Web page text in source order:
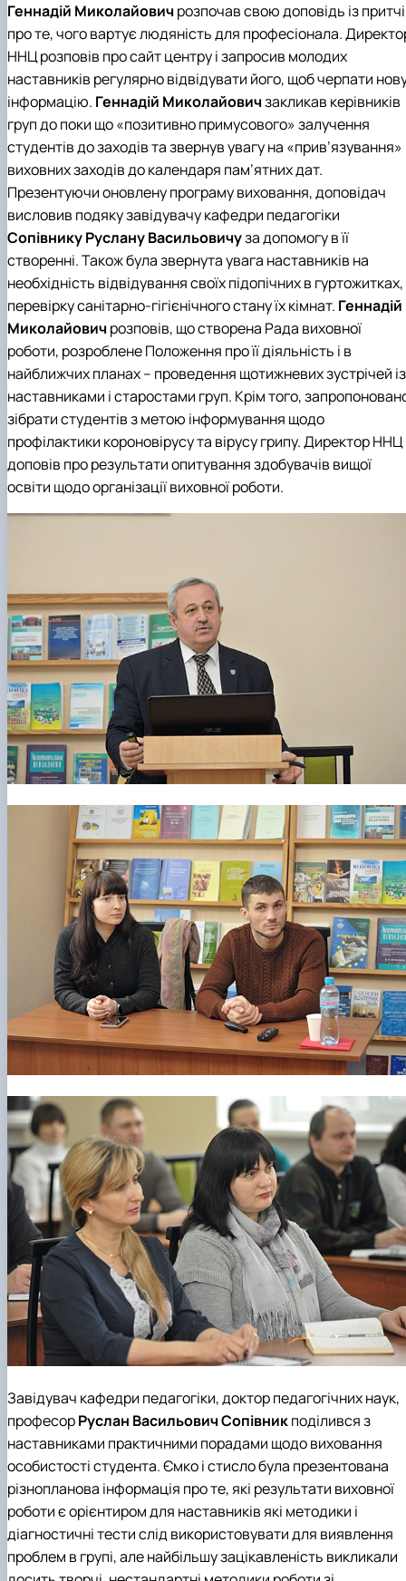
Геннадій Миколайовичрозпочав свою доповідь із притчі
про те, чого вартує людяність для професіонала.
ННЦ розповів про сайт центру і запросив молодих
наставників регулярно відвідувати його, щоб черпати
інформацію. Геннадій Миколайовичзакликав керівників
груп до поки що «позитивно примусового» залучення
студентів до заходів та звернув увагу на «прив’язування»
виховних заходів до календаря пам’ятних дат.
Презентуючи оновлену програму виховання, доповідач
висловив подяку завідувачукафедри педагогіки
Сопівнику Руслану Васильовичуза допомогу в її
створенні. Також була звернута увага наставників на
необхідність відвідування своїх підопічних в гуртожитках,
перевірку санітарно-гігієнічного стану їх кімнат. Геннадій
Миколайовичрозповів, що створена Рада виховної
роботи, розроблене Положення про її діяльність і в
найближчих планах – проведення щотижневих зустрічей із
наставниками і старостами груп. Крім того,
зібрати студентів з метою інформування щодо
профілактики короновірусу та вірусу грипу. Директор ННЦ
доповів про результати опитування здобувачів вищої
освіти щодо організації виховної роботи.
Завідувач кафедри педагогіки, доктор педагогічних наук,
професорРуслан Васильович Сопівникподілився з
наставниками практичними порадами щодо виховання
особистості студента. Ємко і стисло була презентована
різнопланова інформація про те, які результати виховної
роботи є орієнтиром для наставників які методики і
діагностичні тести слід використовувати для виявлення
проблем в групі, але найбільшу зацікавленість викликали